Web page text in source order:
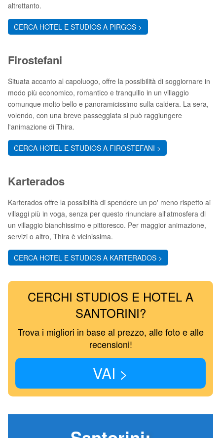
altrettanto.
CERCA HOTEL E STUDIOS A PIRGOS >
Firostefani
Situata accanto al capoluogo, offre la possibilità di soggiornare in
modo più economico, romantico e tranquillo in un villaggio
comunque molto bello e panoramicissimo sulla caldera. La sera,
volendo, con una breve passeggiata si può raggiungere
l'animazione di Thira.
CERCA HOTEL E STUDIOS A FIROSTEFANI >
Karterados
Karterados offre la possibilità di spendere un po' meno rispetto ai
villaggi più in voga, senza per questo rinunciare all'atmosfera di
un villaggio bianchissimo e pittoresco. Per maggior animazione,
servizi o altro, Thira è vicinissima.
CERCA HOTEL E STUDIOS A KARTERADOS >
CERCHI STUDIOS E HOTEL A
SANTORINI?
Trova i migliori in base al prezzo, alle foto e alle
recensioni!
VAI >